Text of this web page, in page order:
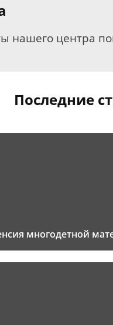
нашего центра
Последние
многодетной